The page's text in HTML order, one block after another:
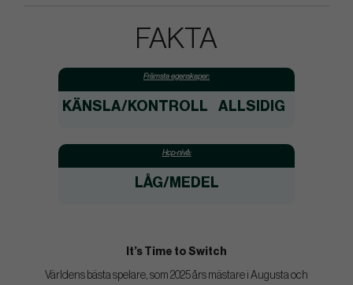
FAKTA
Främsta egenskaper:
KÄNSLA/KONTROLL ALLSIDIG
Hcp-nivå:
LÅG/MEDEL
It’s Time to Switch
Världens bästa spelare, som 2025 års mästare i Augusta och